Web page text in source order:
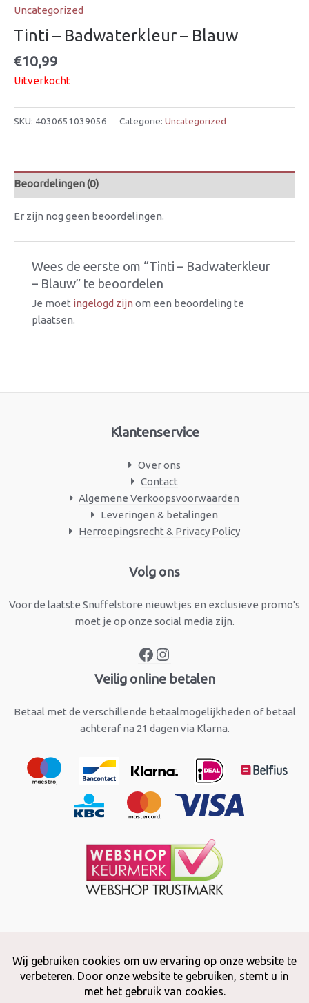
Uncategorized
Tinti – Badwaterkleur – Blauw
€10,99
Uitverkocht
SKU: 4030651039056 Categorie: Uncategorized
Beoordelingen (0)
Er zijn nog geen beoordelingen.
Wees de eerste om “Tinti – Badwaterkleur
– Blauw” te beoordelen
Je moet ingelogd zijn om een beoordeling te
plaatsen.
Klantenservice
Over ons
Contact
Algemene Verkoopsvoorwaarden
Leveringen & betalingen
Herroepingsrecht & Privacy Policy
Volg ons
Voor de laatste Snuffelstore nieuwtjes en exclusieve promo's
moet je op onze social media zijn.
Facebook
Veilig online betalen
Betaal met de verschillende betaalmogelijkheden of betaal
achteraf na 21 dagen via Klarna.
Copyright © 2026 Snuffelstore
Adax BV - 0032 (0)50 66 56 51 -info@snuffelstore.be